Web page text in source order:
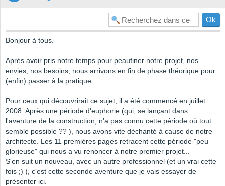
Bonjour à tous.
Après avoir pris notre temps pour peaufiner notre projet, nos
envies, nos besoins, nous arrivons en fin de phase théorique pour
(enfin) passer à la pratique.
Pour ceux qui découvrirait ce sujet, il a été commencé en juillet
2008. Après une période d'euphorie (qui, se lançant dans
l'aventure de la construction, n'a pas connu cette période où tout
semble possible ?? ), nous avons vite déchanté à cause de notre
architecte. Les 11 premières pages retracent cette période "peu
glorieuse" qui nous a vu renoncer à notre premier projet...
S'en suit un nouveau, avec un autre professionnel (et un vrai cette
fois ;) ), c'est cette seconde aventure que je vais essayer de
présenter ici.